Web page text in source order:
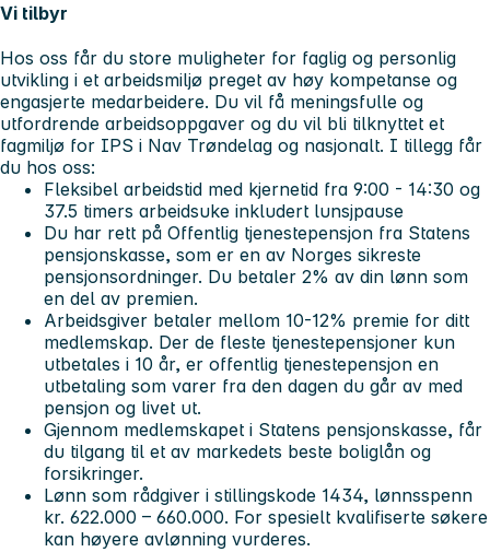
Vi tilbyr
Hos oss får du store muligheter for faglig og personlig
utvikling i et arbeidsmiljø preget av høy kompetanse og
engasjerte medarbeidere. Du vil få meningsfulle og
utfordrende arbeidsoppgaver og du vil bli tilknyttet et
fagmiljø for IPS i Nav Trøndelag og nasjonalt. I tillegg får
du hos oss:
Fleksibel arbeidstid med kjernetid fra 9:00 - 14:30 og
37.5 timers arbeidsuke inkludert lunsjpause
Du har rett på Offentlig tjenestepensjon fra Statens
pensjonskasse, som er en av Norges sikreste
pensjonsordninger. Du betaler 2% av din lønn som
en del av premien.
Arbeidsgiver betaler mellom 10-12% premie for ditt
medlemskap. Der de fleste tjenestepensjoner kun
utbetales i 10 år, er offentlig tjenestepensjon en
utbetaling som varer fra den dagen du går av med
pensjon og livet ut.
Gjennom medlemskapet i Statens pensjonskasse, får
du tilgang til et av markedets beste boliglån og
forsikringer.
Lønn som rådgiver i stillingskode 1434, lønnsspenn
kr. 622.000 – 660.000. For spesielt kvalifiserte søkere
kan høyere avlønning vurderes.